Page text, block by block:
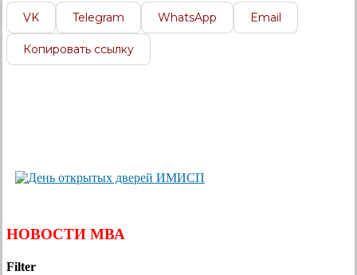
VK Telegram WhatsApp Email
Копировать ссылку
НОВОСТИ МВА
Filter